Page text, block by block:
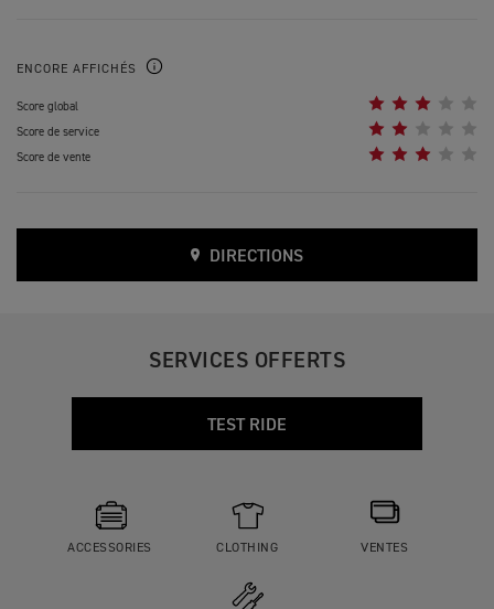
ENCORE AFFICHÉS
Score global
Score de service
Score de vente
DIRECTIONS
SERVICES OFFERTS
TEST RIDE
ACCESSORIES CLOTHING VENTES